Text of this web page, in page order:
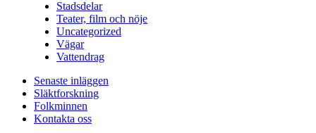
Stadsdelar
Teater, film och nöje
Uncategorized
Vägar
Vattendrag
Senaste inläggen
Släktforskning
Folkminnen
Kontakta oss